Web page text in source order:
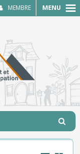
MEMBRE MENU